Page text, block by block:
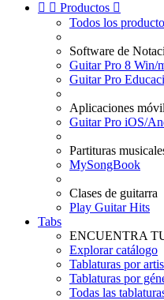
  Productos 
Todos los
Software de
Guitar Pro 8 Win/
Guitar Pro
Aplicaciones
Guitar Pro iOS/
Partituras
MySongBook
Clases de guitarra
Play Guitar Hits
Tabs
ENCUENTRA
Explorar catálogo
Tablaturas por
Tablaturas por
Todas las